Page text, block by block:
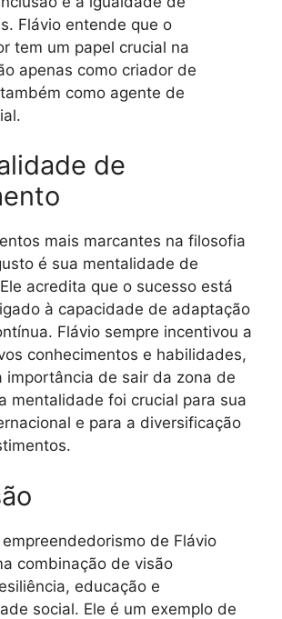
Flávio entende que o
tem um papel crucial na
apenas como criador de
como agente de
de
mais marcantes na filosofia
é sua mentalidade de
acredita que o sucesso está
à capacidade de adaptação
Flávio sempre incentivou a
conhecimentos e habilidades,
importância de sair da zona de
mentalidade foi crucial para sua
e para a diversificação
de Flávio
combinação de visão
educação e
social. Ele é um exemplo de